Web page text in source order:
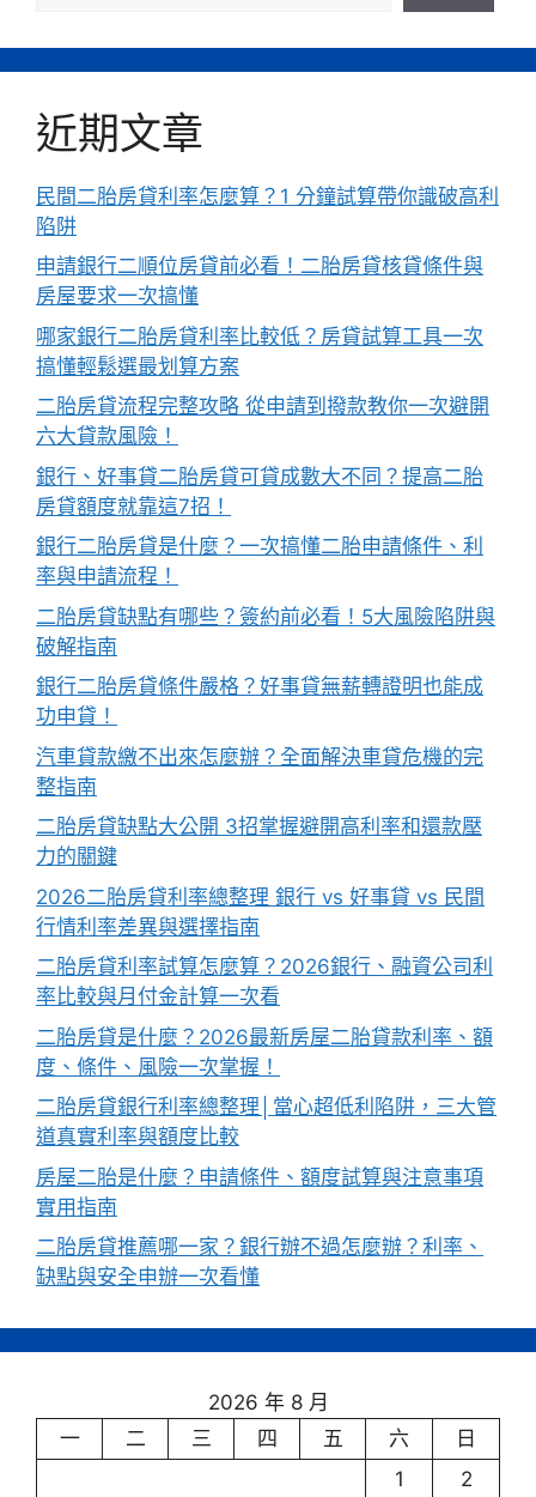
近期文章
民間二胎房貸利率怎麼算？1 分鐘試算帶你識破高利
陷阱
申請銀行二順位房貸前必看！二胎房貸核貸條件與
房屋要求一次搞懂
哪家銀行二胎房貸利率比較低？房貸試算工具一次
搞懂輕鬆選最划算方案
二胎房貸流程完整攻略 從申請到撥款教你一次避開
六大貸款風險！
銀行、好事貸二胎房貸可貸成數大不同？提高二胎
房貸額度就靠這7招！
銀行二胎房貸是什麼？一次搞懂二胎申請條件、利
率與申請流程！
二胎房貸缺點有哪些？簽約前必看！5大風險陷阱與
破解指南
銀行二胎房貸條件嚴格？好事貸無薪轉證明也能成
功申貸！
汽車貸款繳不出來怎麼辦？全面解決車貸危機的完
整指南
二胎房貸缺點大公開 3招掌握避開高利率和還款壓
力的關鍵
2026二胎房貸利率總整理 銀行 vs 好事貸 vs 民間
行情利率差異與選擇指南
二胎房貸利率試算怎麼算？2026銀行、融資公司利
率比較與月付金計算一次看
二胎房貸是什麼？2026最新房屋二胎貸款利率、額
度、條件、風險一次掌握！
二胎房貸銀行利率總整理│當心超低利陷阱，三大管
道真實利率與額度比較
房屋二胎是什麼？申請條件、額度試算與注意事項
實用指南
二胎房貸推薦哪一家？銀行辦不過怎麼辦？利率、
缺點與安全申辦一次看懂
2026 年 8 月
一
二 三 四 五 六
日
1
2